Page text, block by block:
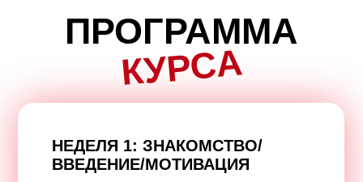
ПРОГРАММА
КУРСА
НЕДЕЛЯ 1: ЗНАКОМСТВО/
ВВЕДЕНИЕ/МОТИВАЦИЯ